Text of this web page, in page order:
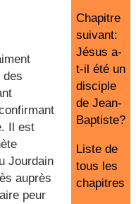
des
Il est
Jourdain
auprès
peur
Chapitre
suivant:
Jésus a-
t-il été un
disciple
de Jean-
Baptiste?
Liste de
tous les
chapitres